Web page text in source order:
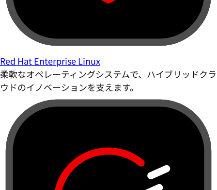
Red Hat Enterprise Linux
柔軟なオペレーティングシステムで、ハイブリッドクラ
ウドのイノベーションを支えます。